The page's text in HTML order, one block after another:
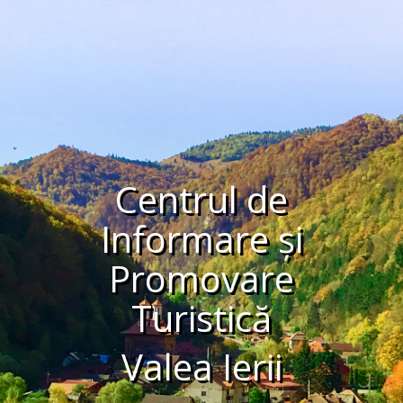
Centrul de
Informare și
Promovare
Turistică
Valea Ierii